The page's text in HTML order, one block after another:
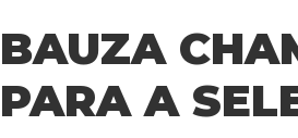
BAUZA
PARA A